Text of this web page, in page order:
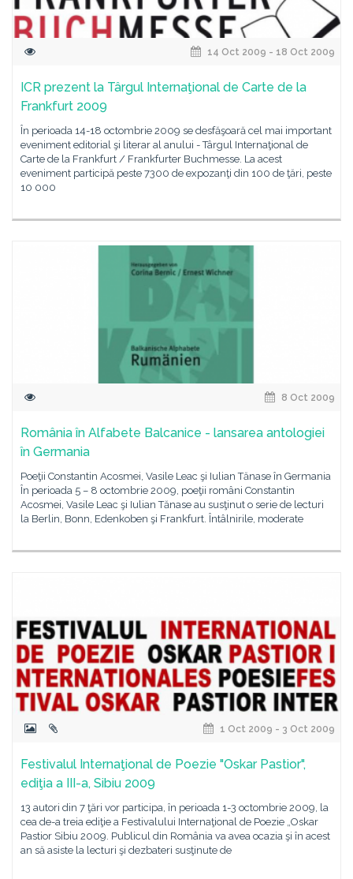
14 Oct 2009 - 18 Oct 2009
ICR prezent la Târgul Internaţional de Carte de la
Frankfurt 2009
În perioada 14-18 octombrie 2009 se desfăşoară cel mai important
eveniment editorial şi literar al anului - Târgul Internaţional de
Carte de la Frankfurt / Frankfurter Buchmesse. La acest
eveniment participă peste 7300 de expozanţi din 100 de ţări, peste
10 000
8 Oct 2009
România în Alfabete Balcanice - lansarea antologiei
în Germania
Poeţii Constantin Acosmei, Vasile Leac şi Iulian Tănase în Germania
În perioada 5 – 8 octombrie 2009, poeţii români Constantin
Acosmei, Vasile Leac şi Iulian Tănase au susţinut o serie de lecturi
la Berlin, Bonn, Edenkoben şi Frankfurt. Întâlnirile, moderate
1 Oct 2009 - 3 Oct 2009
Festivalul Internaţional de Poezie "Oskar Pastior",
ediţia a III-a, Sibiu 2009
13 autori din 7 ţări vor participa, în perioada 1-3 octombrie 2009, la
cea de-a treia ediţie a Festivalului Internaţional de Poezie „Oskar
Pastior Sibiu 2009. Publicul din România va avea ocazia şi în acest
an să asiste la lecturi şi dezbateri susţinute de